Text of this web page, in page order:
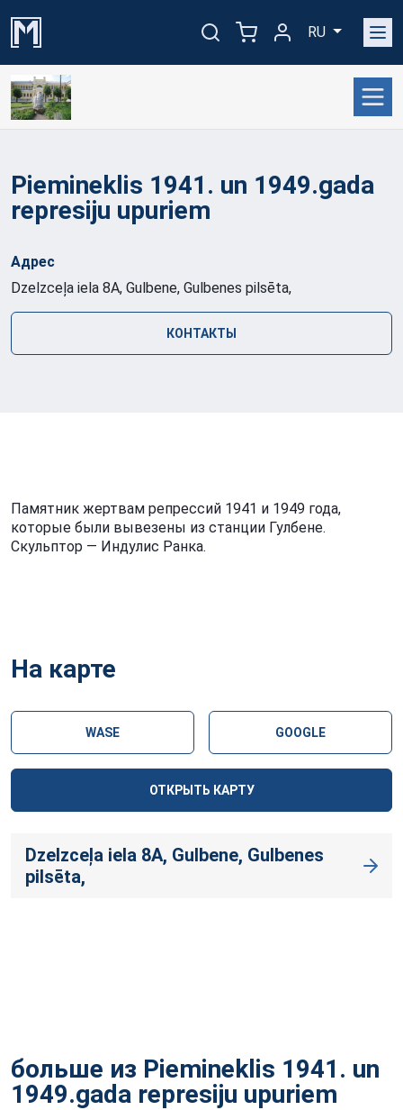
RU
Piemineklis 1941. un 1949.gada
represiju upuriem
Адрес
Dzelzceļa iela 8A, Gulbene, Gulbenes pilsēta,
КОНТАКТЫ
Памятник жертвам репрессий 1941 и 1949 года,
которые были вывезены из станции Гулбене.
Скульптор — Индулис Ранка.
На карте
WASE GOOGLE
ОТКРЫТЬ КАРТУ
Dzelzceļa iela 8A, Gulbene, Gulbenes
pilsēta,
больше из Piemineklis 1941. un
1949.gada represiju upuriem